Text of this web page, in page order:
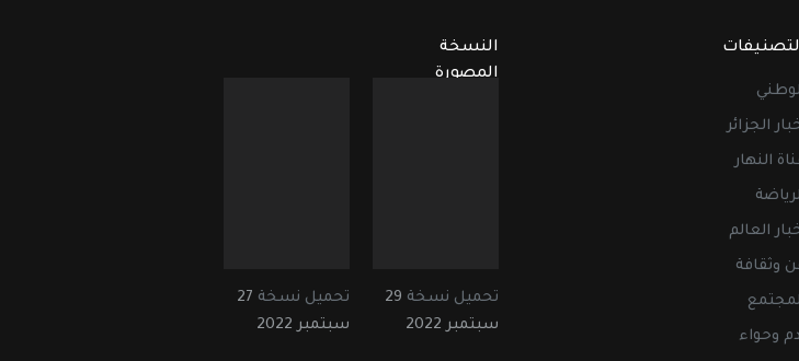
الجزائر
النهار
العالم
وثقافة
وحواء
النسخة
المصورة
تحميل نسخة 29
سبتمبر 2022
تحميل نسخة 27
سبتمبر 2022